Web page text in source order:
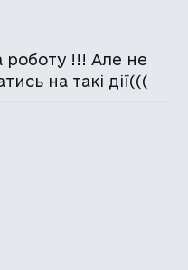
роботу !!! Але не
на такі дії(((